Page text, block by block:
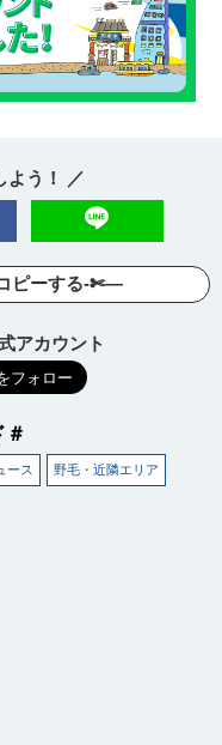
よう！ ／
ピーする-✄—
アカウント
＃
ース 野毛・近隣エリア